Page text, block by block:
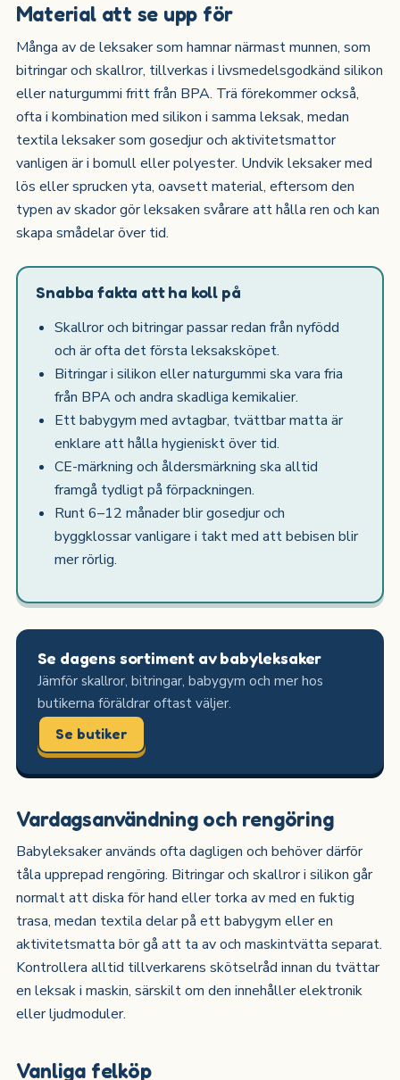
Material att se upp för
Många av de leksaker som hamnar närmast munnen, som
bitringar och skallror, tillverkas i livsmedelsgodkänd silikon
eller naturgummi fritt från BPA. Trä förekommer också,
ofta i kombination med silikon i samma leksak, medan
textila leksaker som gosedjur och aktivitetsmattor
vanligen är i bomull eller polyester. Undvik leksaker med
lös eller sprucken yta, oavsett material, eftersom den
typen av skador gör leksaken svårare att hålla ren och kan
skapa smådelar över tid.
Snabba fakta att ha koll på
Skallror och bitringar passar redan från nyfödd
och är ofta det första leksaksköpet.
Bitringar i silikon eller naturgummi ska vara fria
från BPA och andra skadliga kemikalier.
Ett babygym med avtagbar, tvättbar matta är
enklare att hålla hygieniskt över tid.
CE-märkning och åldersmärkning ska alltid
framgå tydligt på förpackningen.
Runt 6–12 månader blir gosedjur och
byggklossar vanligare i takt med att bebisen blir
mer rörlig.
Se dagens sortiment av babyleksaker
Jämför skallror, bitringar, babygym och mer hos
butikerna föräldrar oftast väljer.
Se butiker
Vardagsanvändning och rengöring
Babyleksaker används ofta dagligen och behöver därför
tåla upprepad rengöring. Bitringar och skallror i silikon går
normalt att diska för hand eller torka av med en fuktig
trasa, medan textila delar på ett babygym eller en
aktivitetsmatta bör gå att ta av och maskintvätta separat.
Kontrollera alltid tillverkarens skötselråd innan du tvättar
en leksak i maskin, särskilt om den innehåller elektronik
eller ljudmoduler.
Vanliga felköp